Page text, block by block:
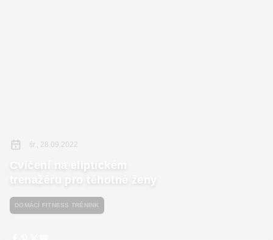
śr., 28.09.2022
Cvičení na eliptickém
trenažéru pro těhotné ženy
DOMÁCÍ FITNESS TRÉNINK